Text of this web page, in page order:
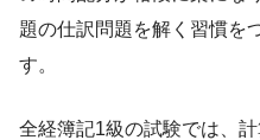
題の仕訳問題を解く習慣を
す。
全経簿記1級の試験では、